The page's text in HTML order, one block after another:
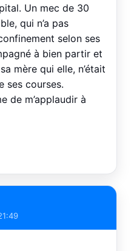
Un mec de 30
qui n’a pas
selon ses
à bien partir et
mère qui elle, n’était
ses courses.
de m’applaudir à